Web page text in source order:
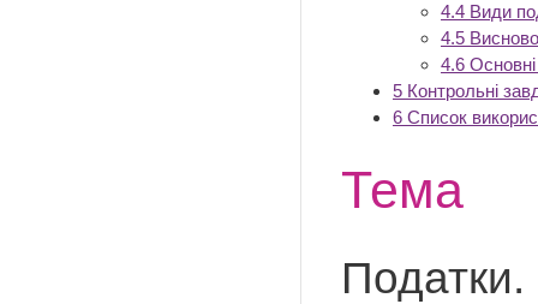
4.4 Види
4.5
4.6
5 Контрольні
6 Список
Тема
Податки.